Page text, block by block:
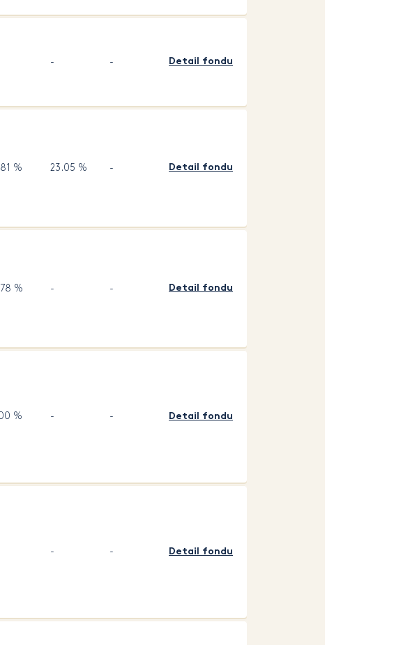
- - Detail fondu
% 23.05 % - Detail fondu
% - - Detail fondu
% - - Detail fondu
- - Detail fondu